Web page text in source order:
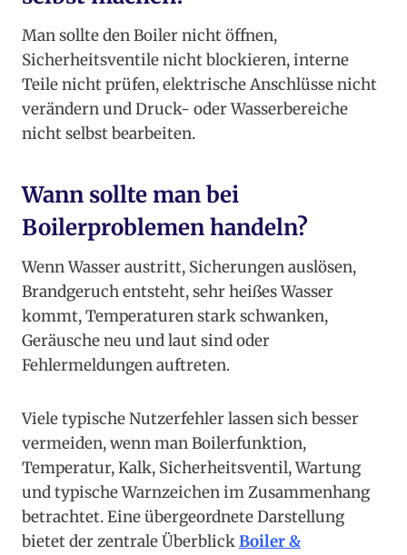
Man sollte den Boiler nicht öffnen,
Sicherheitsventile nicht blockieren, interne
Teile nicht prüfen, elektrische Anschlüsse nicht
verändern und Druck- oder Wasserbereiche
nicht selbst bearbeiten.
Wann sollte man bei
Boilerproblemen handeln?
Wenn Wasser austritt, Sicherungen auslösen,
Brandgeruch entsteht, sehr heißes Wasser
kommt, Temperaturen stark schwanken,
Geräusche neu und laut sind oder
Fehlermeldungen auftreten.
Viele typische Nutzerfehler lassen sich besser
vermeiden, wenn man Boilerfunktion,
Temperatur, Kalk, Sicherheitsventil, Wartung
und typische Warnzeichen im Zusammenhang
betrachtet. Eine übergeordnete Darstellung
bietet der zentrale ÜberblickBoiler &